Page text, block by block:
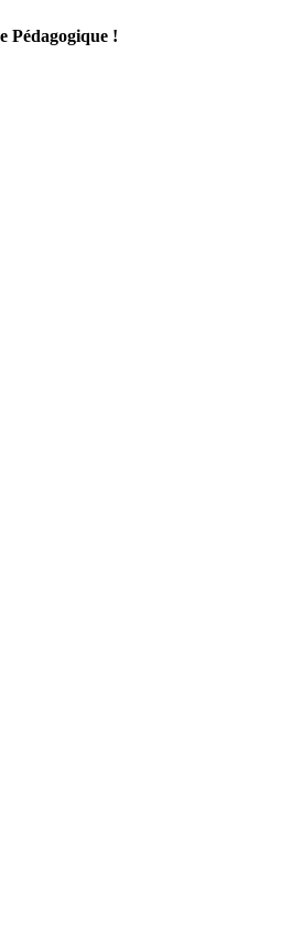
Pédagogique !